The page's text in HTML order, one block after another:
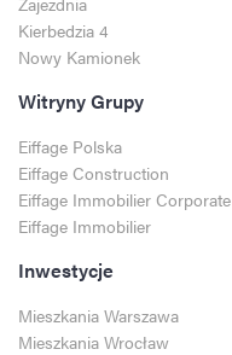
Kierbedzia 4
Nowy Kamionek
Witryny Grupy
Eiffage Polska
Eiffage Construction
Eiffage Immobilier Corporate
Eiffage Immobilier
Inwestycje
Mieszkania Warszawa
Mieszkania Wrocław